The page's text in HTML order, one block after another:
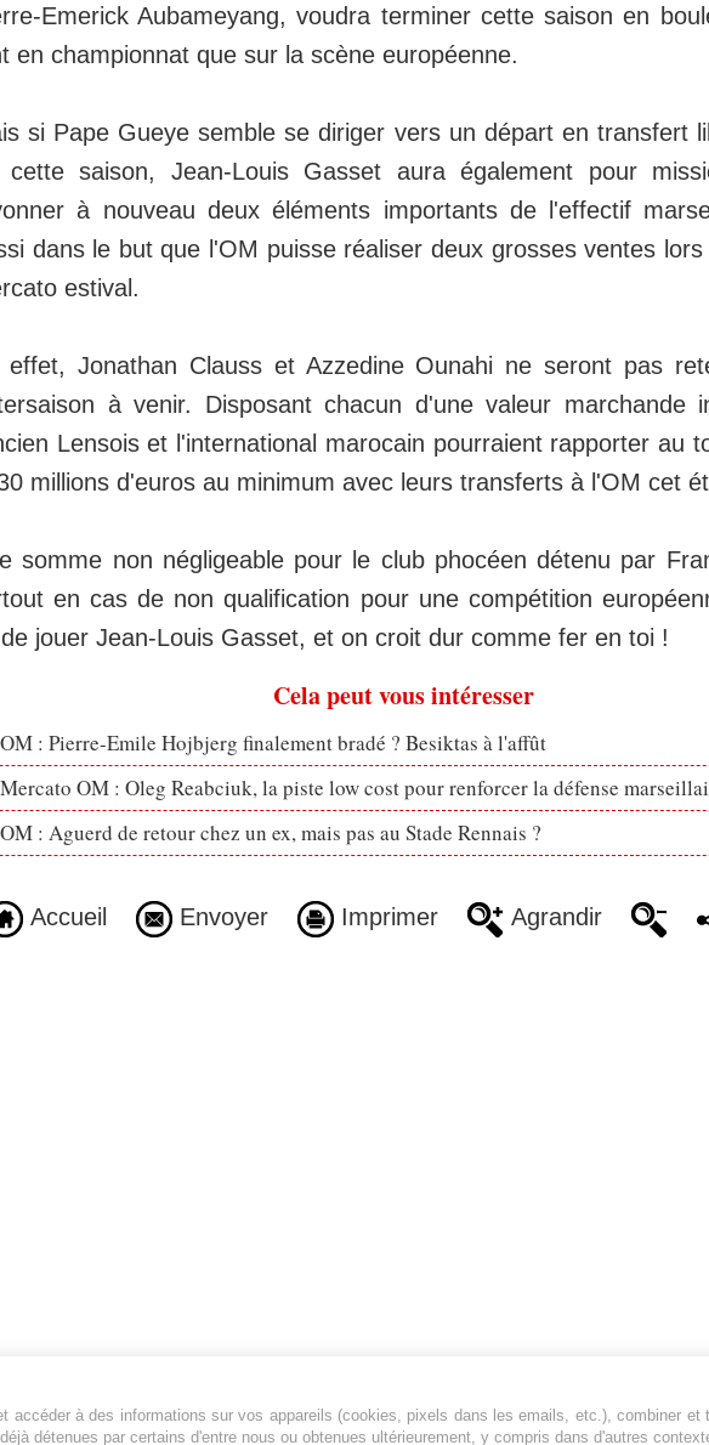
Emerick Aubameyang, voudra terminer cette saison en
en championnat que sur la scène européenne.
si Pape Gueye semble se diriger vers un départ en transfert
cette saison, Jean-Louis Gasset aura également pour
à nouveau deux éléments importants de l'effectif
dans le but que l'OM puisse réaliser deux grosses ventes lors
estival.
effet, Jonathan Clauss et Azzedine Ounahi ne seront pas
à venir. Disposant chacun d'une valeur marchande
Lensois et l'international marocain pourraient rapporter au
millions d'euros au minimum avec leurs transferts à l'OM cet
somme non négligeable pour le club phocéen détenu par
en cas de non qualification pour une compétition
jouer Jean-Louis Gasset, et on croit dur comme fer en toi !
Cela peut vous intéresser
OM : Pierre-Emile Hojbjerg finalement bradé ? Besiktas à l'affût
Mercato OM : Oleg Reabciuk, la piste low cost pour renforcer la défense
OM : Aguerd de retour chez un ex, mais pas au Stade Rennais ?
Accueil Envoyer Imprimer Agrandir
Jeunesfooteux est un média sportif qui traite
accéder à des informations sur vos appareils (cookies, pixels dans les emails, etc.), combiner et
détenues par certains d'entre nous ou obtenues ultérieurement, y compris dans d'autres